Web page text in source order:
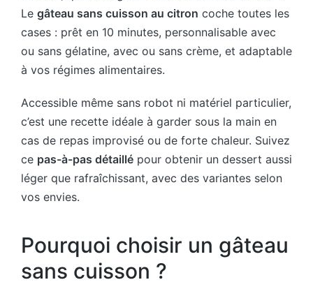
Le gâteau sans cuisson au citron coche toutes les
cases : prêt en 10 minutes, personnalisable avec
ou sans gélatine, avec ou sans crème, et adaptable
à vos régimes alimentaires.
Accessible même sans robot ni matériel particulier,
c’est une recette idéale à garder sous la main en
cas de repas improvisé ou de forte chaleur. Suivez
ce pas-à-pas détaillé pour obtenir un dessert aussi
léger que rafraîchissant, avec des variantes selon
vos envies.
Pourquoi choisir un gâteau
sans cuisson ?